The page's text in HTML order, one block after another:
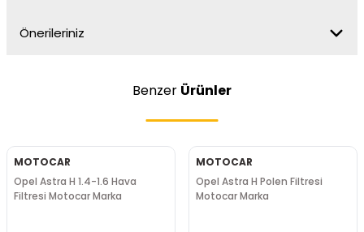
Önerileriniz
Benzer Ürünler
MOTOCAR
Opel Astra H 1.4-1.6 Hava
Filtresi Motocar Marka
MOTOCAR
Opel Astra H Polen Filtresi
Motocar Marka